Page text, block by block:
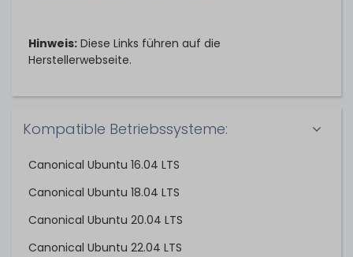
Hinweis: Diese Links führen auf die
Herstellerwebseite.
Kompatible Betriebssysteme:
Canonical Ubuntu 16.04 LTS
Canonical Ubuntu 18.04 LTS
Canonical Ubuntu 20.04 LTS
Canonical Ubuntu 22.04 LTS